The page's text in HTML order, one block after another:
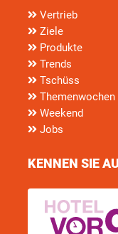
Vertrieb
Ziele
Produkte
Trends
Tschüss
Themenwochen
Weekend
Jobs
KENNEN SIE